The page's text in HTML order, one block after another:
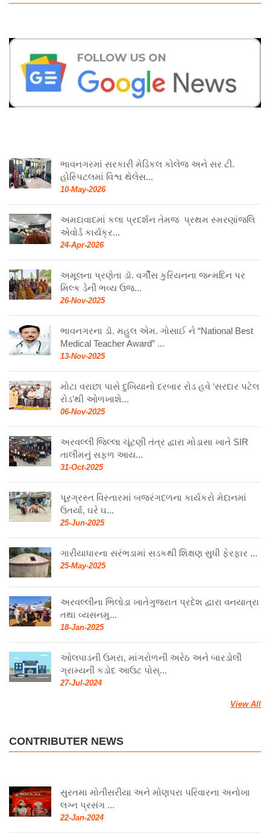
ભાવનગરમાં સરકારી મેડિકલ કોલેજ અને સર ટી.
હોસ્પિટલમાં વિશ્વ થેલેસ...
10-May-2026
અમદાવાદમાં કલા પ્રદર્શન તેમજ પ્રથમ સ્મરણાંજલિ
એવોર્ડ કાર્યક્ર...
24-Apr-2026
અમૂલના પ્રણેતા ડૉ. વર્ગીસ કુરિયનના જન્મદિન પર
મિલ્ક ડેની ભવ્ય ઉજ...
26-Nov-2025
ભાવનગરના ડૉ. મહુલ એમ. ગોસાઈ ને “National Best
Medical Teacher Award” ...
13-Nov-2025
મોટા વરાછા પાસે દુખિયાનો દરબાર રોડ હવે ‘સરદાર પટેલ
રોડ’થી ઓળખાશે...
06-Nov-2025
અરવલ્લી જિલ્લા ચૂંટણી તંત્ર દ્વારા મોડાસા ખાતે SIR
તાલીમનું સફળ આય...
31-Oct-2025
પૂરગ્રસ્ત વિસ્તારમાં બજરંગદળના કાર્યકરો મેદાનમાં
ઉતર્યા, ઘરે ઘ...
25-Jun-2025
ગારીયાધારના સરંભડામાં સડકથી શિક્ષણ સુધી ફેરફાર ...
25-May-2025
અરવલ્લીના ભિલોડા ખાતેગુજરાત પ્રદેશ દ્વારા વનયાત્રા
તથા વ્યસનમુ...
18-Jan-2025
ઓલપાડની ઉમરા, માંગરોળની અરેઠ અને બારડોલી
ગ્રામ્યની કડોદ આઉટ પોસ્...
27-Jul-2024
View All
CONTRIBUTER NEWS
સુરતમા મોતીસરીયા અને મોણપરા પરિવારના અનોખા
લગ્ન પ્રસંગ ...
22-Jan-2024